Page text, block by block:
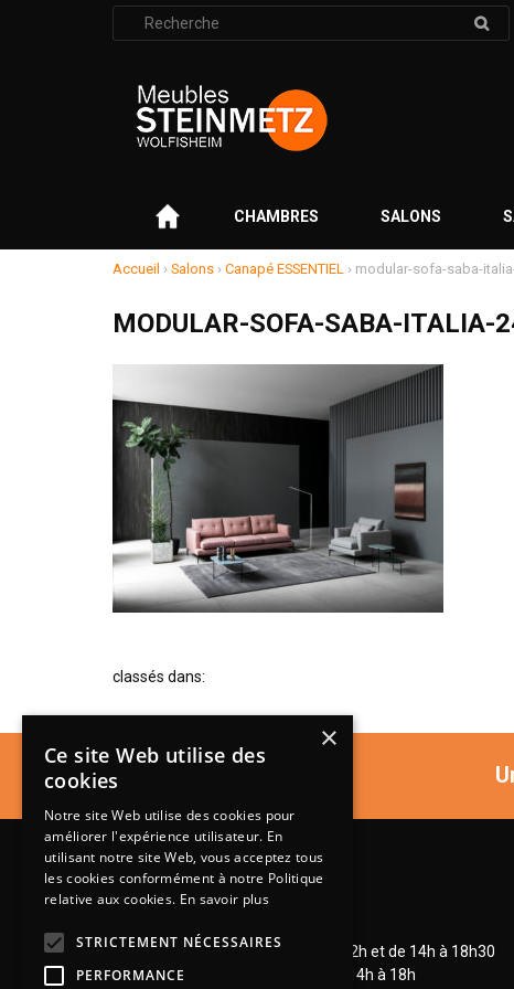
Rechercher
:
CHAMBRES SALONS
Accueil › Salons › Canapé ESSENTIEL › modular-sofa-saba-
MODULAR-SOFA-SABA-ITALIA-
classés dans:
Mardi à vendredi de 9h à 12h et de 14h à 18h30
Samedi de 9h à 12h et de 14h à 18h
×
Ce site Web utilise des
cookies
Notre site Web utilise des cookies pour
améliorer l'expérience utilisateur. En
utilisant notre site Web, vous acceptez tous
les cookies conformément à notre Politique
relative aux cookies. En savoir plus
STRICTEMENT NÉCESSAIRES
PERFORMANCE